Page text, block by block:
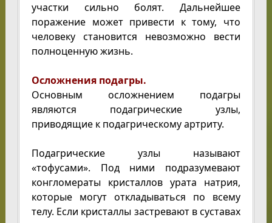
участки сильно болят. Дальнейшее
поражение может привести к тому, что
человеку становится невозможно вести
полноценную жизнь.
Осложнения подагры.
Основным осложнением подагры
являются подагрические узлы,
приводящие к подагрическому артриту.
Подагрические узлы называют
«тофусами». Под ними подразумевают
конгломераты кристаллов урата натрия,
которые могут откладываться по всему
телу. Если кристаллы застревают в суставах